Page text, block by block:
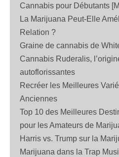
Cannabis pour Débutants
La Marijuana Peut-Elle
Relation ?
Graine de cannabis de
Cannabis Ruderalis,
autoflorissantes
Recréer les Meilleures
Anciennes
Top 10 des Meilleures
pour les Amateurs de
Harris vs. Trump sur la
Marijuana dans la Trap